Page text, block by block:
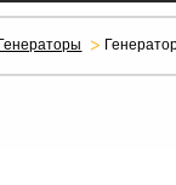
Генераторы